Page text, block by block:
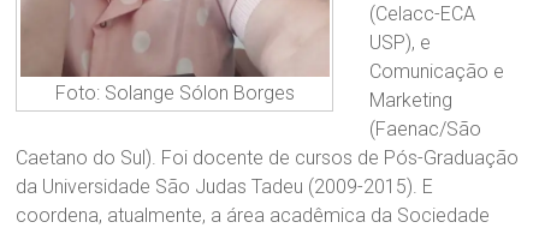
Foto: Solange Sólon Borges
(Celacc-ECA
USP), e
Comunicação e
Marketing
(Faenac/São
Caetano do Sul). Foi docente de cursos de Pós-Graduação
da Universidade São Judas Tadeu (2009-2015). E
coordena, atualmente, a área acadêmica da Sociedade